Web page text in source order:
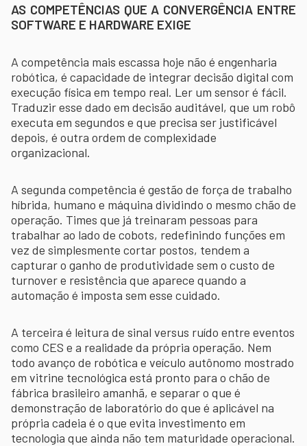
AS COMPETÊNCIAS QUE A CONVERGÊNCIA ENTRE
SOFTWARE E HARDWARE EXIGE
A competência mais escassa hoje não é engenharia
robótica, é capacidade de integrar decisão digital com
execução física em tempo real. Ler um sensor é fácil.
Traduzir esse dado em decisão auditável, que um robô
executa em segundos e que precisa ser justificável
depois, é outra ordem de complexidade
organizacional.
A segunda competência é gestão de força de trabalho
híbrida, humano e máquina dividindo o mesmo chão de
operação. Times que já treinaram pessoas para
trabalhar ao lado de cobots, redefinindo funções em
vez de simplesmente cortar postos, tendem a
capturar o ganho de produtividade sem o custo de
turnover e resistência que aparece quando a
automação é imposta sem esse cuidado.
A terceira é leitura de sinal versus ruído entre eventos
como CES e a realidade da própria operação. Nem
todo avanço de robótica e veículo autônomo mostrado
em vitrine tecnológica está pronto para o chão de
fábrica brasileiro amanhã, e separar o que é
demonstração de laboratório do que é aplicável na
própria cadeia é o que evita investimento em
tecnologia que ainda não tem maturidade operacional.